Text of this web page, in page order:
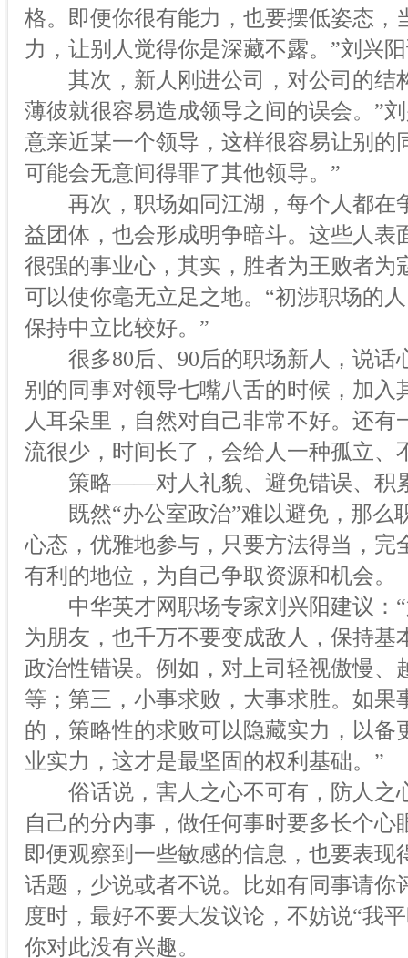
格。即便你很有能力，也要摆低姿态
力，让别人觉得你是深藏不露。”刘兴
其次，新人刚进公司，对公司的结
薄彼就很容易造成领导之间的误会。”
意亲近某一个领导，这样很容易让别
可能会无意间得罪了其他领导。”
再次，职场如同江湖，每个人都在
益团体，也会形成明争暗斗。这些人
很强的事业心，其实，胜者为王败者
可以使你毫无立足之地。“初涉职场的
保持中立比较好。”
很多80后、90后的职场新人，说话
别的同事对领导七嘴八舌的时候，加
人耳朵里，自然对自己非常不好。还
流很少，时间长了，会给人一种孤立
策略——对人礼貌、避免错误、积
既然“办公室政治”难以避免，那么
心态，优雅地参与，只要方法得当，
有利的地位，为自己争取资源和机会。
中华英才网职场专家刘兴阳建议：“
为朋友，也千万不要变成敌人，保持
政治性错误。例如，对上司轻视傲慢
等；第三，小事求败，大事求胜。如
的，策略性的求败可以隐藏实力，以
业实力，这才是最坚固的权利基础。”
俗话说，害人之心不可有，防人之
自己的分内事，做任何事时要多长个
即便观察到一些敏感的信息，也要表
话题，少说或者不说。比如有同事请
度时，最好不要大发议论，不妨说“我
你对此没有兴趣。